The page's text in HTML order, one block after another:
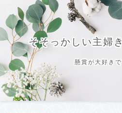
そそっかしい主婦
懸賞が大好きで